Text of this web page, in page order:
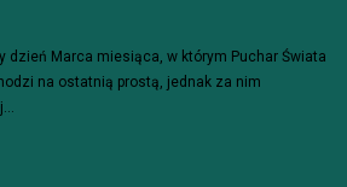
dzień Marca miesiąca, w którym Puchar Świata
na ostatnią prostą, jednak za nim